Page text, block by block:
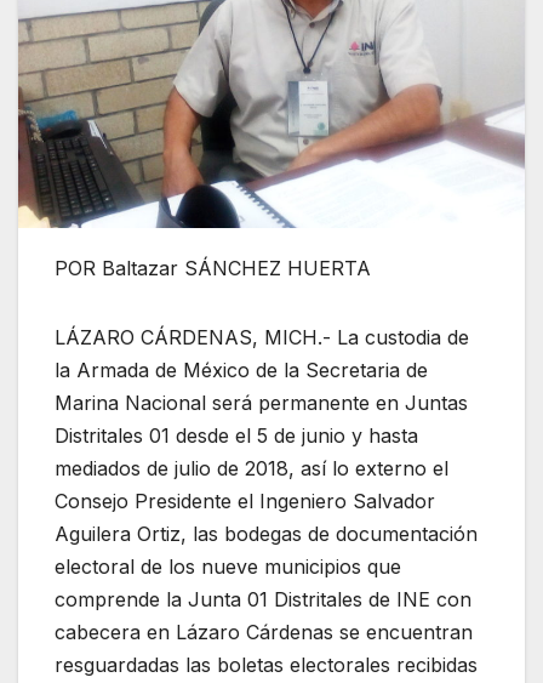
POR Baltazar SÁNCHEZ HUERTA
LÁZARO CÁRDENAS, MICH.- La custodia de
la Armada de México de la Secretaria de
Marina Nacional será permanente en Juntas
Distritales 01 desde el 5 de junio y hasta
mediados de julio de 2018, así lo externo el
Consejo Presidente el Ingeniero Salvador
Aguilera Ortiz, las bodegas de documentación
electoral de los nueve municipios que
comprende la Junta 01 Distritales de INE con
cabecera en Lázaro Cárdenas se encuentran
resguardadas las boletas electorales recibidas